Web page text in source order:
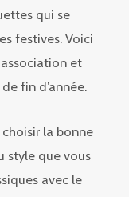
qui se
festives. Voici
et
fin d’année.
la bonne
style que vous
avec le